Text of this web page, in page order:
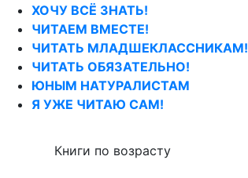
ХОЧУ ВСЁ ЗНАТЬ!
ЧИТАЕМ ВМЕСТЕ!
ЧИТАТЬ МЛАДШЕКЛАССНИКАМ!
ЧИТАТЬ ОБЯЗАТЕЛЬНО!
ЮНЫМ НАТУРАЛИСТАМ
Я УЖЕ ЧИТАЮ САМ!
Книги по возрасту